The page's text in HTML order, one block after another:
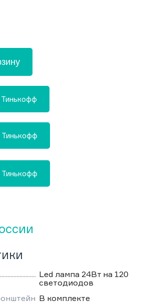
Led лампа 24Вт на 120
светодиодов
В комплекте
Тинькофф
Тинькофф
Тинькофф